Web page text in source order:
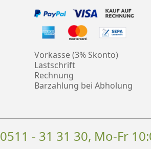
Vorkasse (3% Skonto)
Lastschrift
Rechnung
Barzahlung bei Abholung
0511 - 31 31 30, Mo-Fr